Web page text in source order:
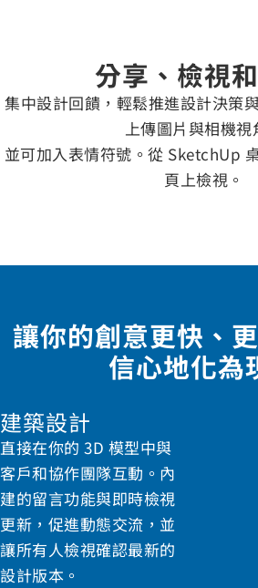
分享、檢視
集中設計回饋，輕鬆推進設計決策
上傳圖片與相機視
並可加入表情符號。從 SketchUp
頁上檢視。
讓你的創意更快、
信心地化為
建築設計
直接在你的 3D 模型中與
客戶和協作團隊互動。內
建的留言功能與即時檢視
更新，促進動態交流，並
讓所有人檢視確認最新的
設計版本。